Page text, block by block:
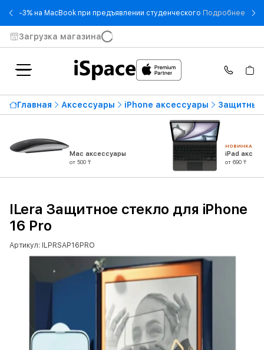
-3% на MacBook при предъявлении студенческого Подробнее - -
Загрузка магазина
Главная Аксессуары iPhone аксессуары Защитные
Mac аксессуары
от 500 ₸
НОВИНКА
iPad
от 690 ₸
ILera Защитное стекло для iPhone
16 Pro
Артикул: ILPRSAP16PRO